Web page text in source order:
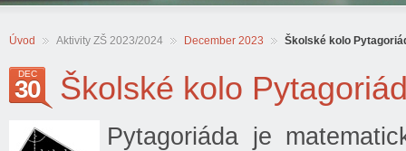
Úvod Aktivity ZŠ 2023/2024 December 2023 Školské kolo
DEC
30 Školské kolo
Pytagoriáda je